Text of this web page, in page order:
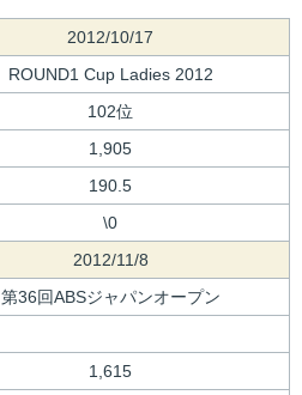
2012/10/17
ROUND1 Cup Ladies 2012
102位
1,905
190.5
\0
2012/11/8
第36回ABSジャパンオープン
1,615